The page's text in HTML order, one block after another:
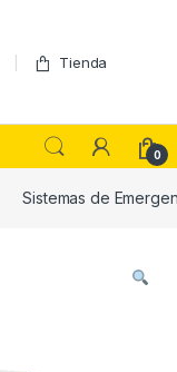
Tienda
0
Sistemas de